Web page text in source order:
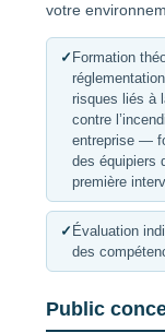
votre
✓ Formation
risques liés à
contre
entreprise —
des équipiers
première
✓ Évaluation
des
Public